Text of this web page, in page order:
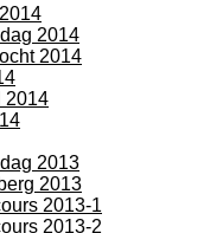
2014
2014
2014
2013
2013
2013-1
2013-2